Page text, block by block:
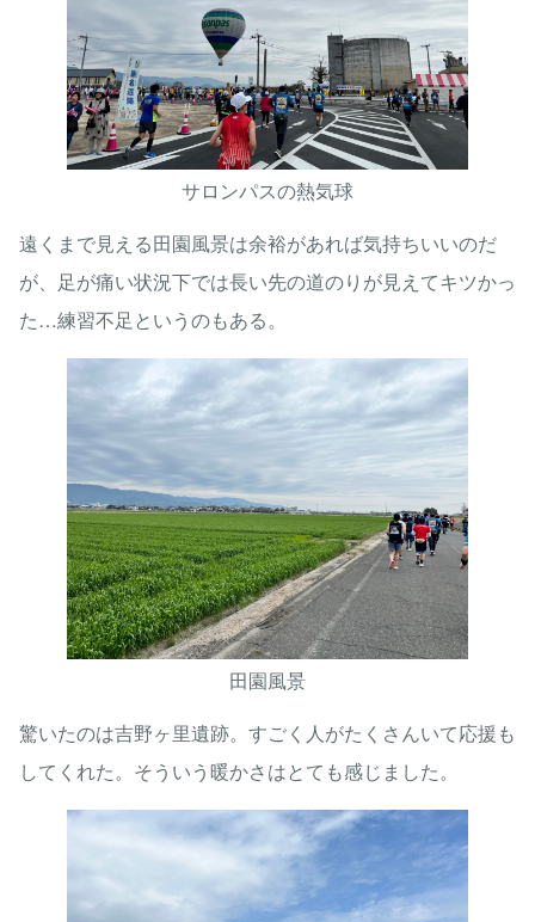
サロンパスの熱気球
遠くまで見える田園風景は余裕があれば気持ちいいのだ
が、足が痛い状況下では長い先の道のりが見えてキツかっ
た…練習不足というのもある。
田園風景
驚いたのは吉野ヶ里遺跡。すごく人がたくさんいて応援も
してくれた。そういう暖かさはとても感じました。